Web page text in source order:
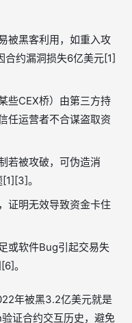
被黑客利用，如重入攻
合约漏洞损失6亿美元[1]
些CEX桥）由第三方持
任运营者不合谋盗取资
若被攻破，可伪造消
。
证明无效导致资金卡住
或软件Bug引起交易失
。
年被黑3.2亿美元就是
证合约交互历史，避免